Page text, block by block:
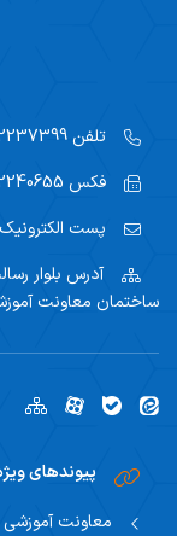
تلفن
فکس
پست الکترونیک
آدرس بلوار
ساختمان معاونت
پیوندهای
معاونت